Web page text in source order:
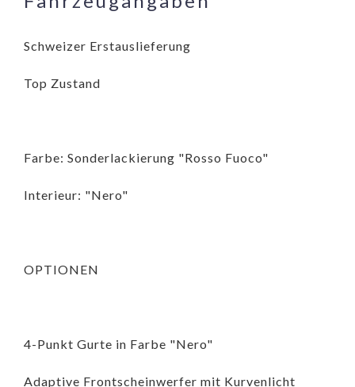
Schweizer Erstauslieferung
Top Zustand
Farbe: Sonderlackierung "Rosso Fuoco"
Interieur: "Nero"
OPTIONEN
4-Punkt Gurte in Farbe "Nero"
Adaptive Frontscheinwerfer mit Kurvenlicht